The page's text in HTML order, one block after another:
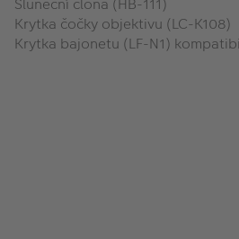
Krytka čočky objektivu (LC-K108)
Krytka bajonetu (LF-N1)